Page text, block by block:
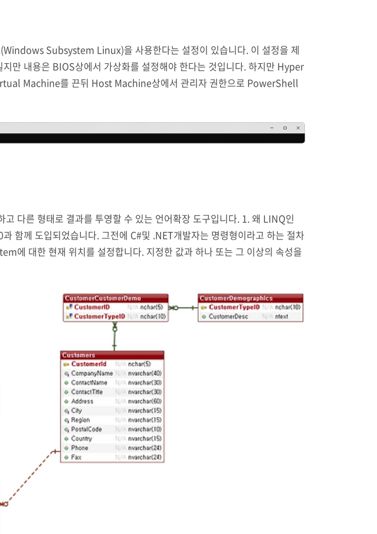
Subsystem Linux)을 사용한다는 설정이 있습니다. 이 설정을 제
만 내용은 BIOS상에서 가상화를 설정해야 한다는 것입니다. 하지만 Hyper
Machine를 끈뒤 Host Machine상에서 관리자 권한으로 PowerShell
른 형태로 결과를 투영할 수 있는 언어확장 도구입니다. 1. 왜 LINQ인
함께 도입되었습니다. 그전에 C#및 .NET개발자는 명령형이라고 하는 절차
에 대한 현재 위치를 설정합니다. 지정한 값과 하나 또는 그 이상의 속성을